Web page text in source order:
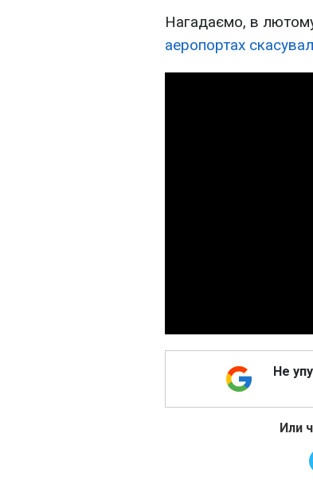
Нагадаємо, в
аеропортах
Не
Или